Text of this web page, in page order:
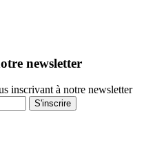
newsletter
inscrivant à notre newsletter
S'inscrire